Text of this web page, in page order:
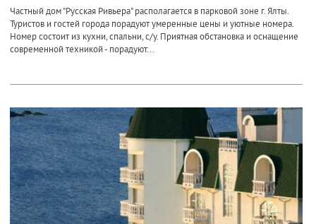
Частный дом "Русская Ривьера" располагается в парковой зоне г. Ялты.
Туристов и гостей города порадуют умеренные цены и уютные номера.
Номер состоит из кухни, спальни, с/у. Приятная обстановка и оснащение
современной техникой - порадуют...